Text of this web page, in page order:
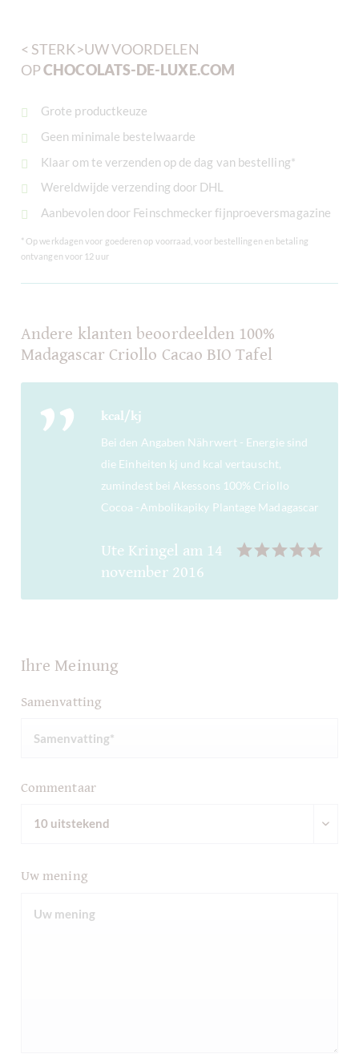
< STERK>UW VOORDELEN
OPCHOCOLATS-DE-LUXE.COM
Grote productkeuze
Geen minimale bestelwaarde
Klaar om te verzenden op de dag van bestelling*
Wereldwijde verzending door DHL
Aanbevolen door Feinschmecker fijnproeversmagazine
* Op werkdagen voor goederen op voorraad, voor bestellingen en betaling
ontvangen voor 12 uur
Andere klanten beoordeelden 100%
Madagascar Criollo Cacao BIO Tafel
kcal/kj
Bei den Angaben Nährwert - Energie sind
die Einheiten kj und kcal vertauscht,
zumindest bei Akessons 100% Criollo
Cocoa -Ambolikapiky Plantage Madagascar
Ute Kringel am 14
november 2016
Ihre Meinung
Samenvatting
Commentaar
Uw mening